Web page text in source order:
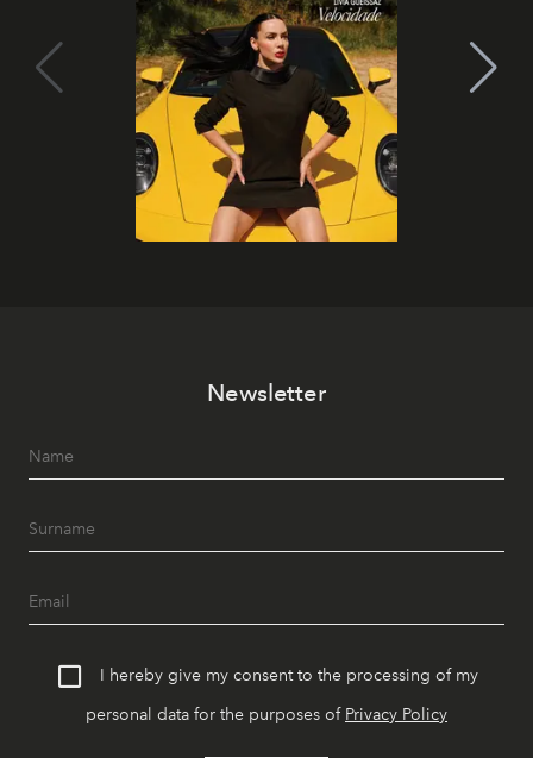
Newsletter
I hereby give my consent to the processing of my
personal data for the purposes of Privacy Policy